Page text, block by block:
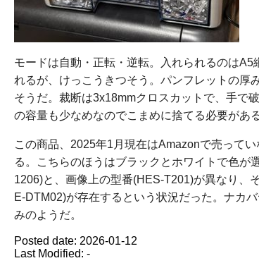
モードは自動・正転・逆転。入れられるのは
れるが、けっこうきつそう。パンフレットの厚
そうだ。裁断は3x18mmクロスカットで、手で
の容量も少なめなのでこまめに捨てる必要がある
この商品、2025年1月現在はAmazonで売って
る。こちらのほうはブラックとホワイトで色が
1206)と、画像上の型番(HES-T201)が異なり、
E-DTM02)が存在するという状況だった。ナカ
みのようだ。
Posted date: 2026-01-12
Last Modified: -